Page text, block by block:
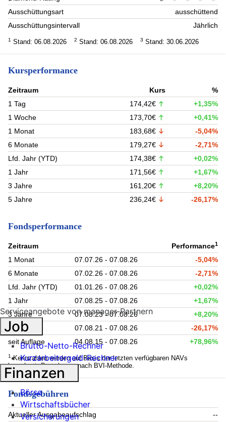
Ausschüttungsart
ausschüttend
Ausschüttungsintervall
Jährlich
1 Stand: 06.08.2026 2 Stand: 06.08.2026 3 Stand: 30.06.2026
Kursperformance
Zeitraum Kurs
%
1 Tag
174,42€
+1,35%
1 Woche
173,70€
+0,41%
1 Monat
183,68€
-5,04%
6 Monate
179,27€
-2,71%
Lfd. Jahr (YTD)
174,38€
+0,02%
1 Jahr
171,56€
+1,67%
3 Jahre
161,20€
+8,20%
5 Jahre
236,24€ -26,17%
Fondsperformance
Zeitraum Performance1
1 Monat 07.07.26 - 07.08.26
-5,04%
6 Monate
07.02.26 - 07.08.26
-2,71%
Lfd. Jahr (YTD)
01.01.26 - 07.08.26
+0,02%
1 Jahr
07.08.25 - 07.08.26
+1,67%
3 Jahre
07.08.23 - 07.08.26
+8,20%
5 Jahre
07.08.21 - 07.08.26
-26,17%
seit Auflage
04.08.15 - 07.08.26 +78,96%
1 Kennzahlen werden auf Basis der letzten verfügbaren NAVs
berechnet. Berechnung nach BVI-Methode.
Fondsgebühren
Aktueller Ausgabeaufschlag
--
Serviceangebote von manager-Partnern
Job
Brutto-Netto-Rechner
Kurzarbeitergeld-Rechner
Finanzen
Börse
Wirtschaftsbücher
Versicherungen